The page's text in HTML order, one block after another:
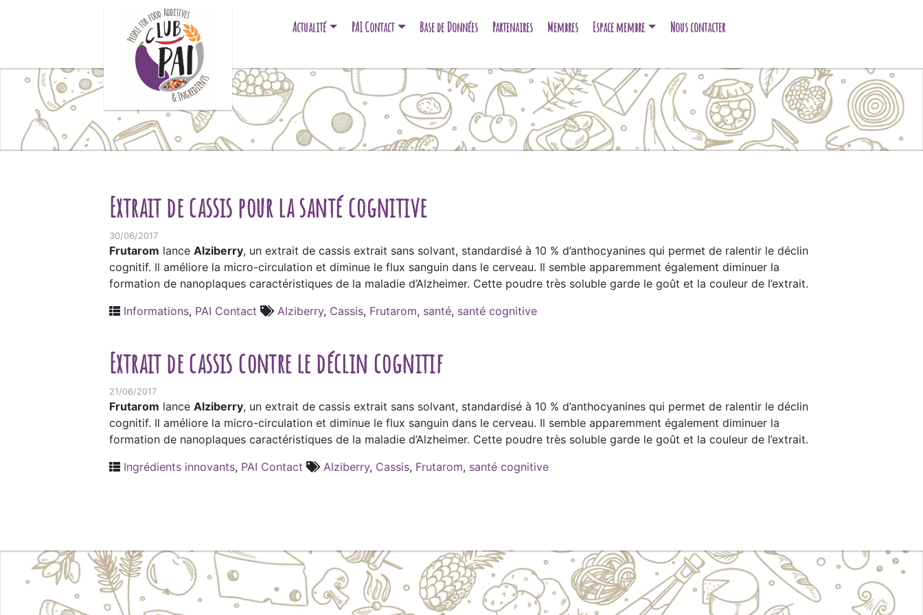
Actualité PAI Contact Base de Données Partenaires Membres Espace membre Nous contacter
Extrait de cassis pour la santé cognitive
30/06/2017
Frutarom lance Alziberry, un extrait de cassis extrait sans solvant, standardisé à 10 % d’anthocyanines qui permet de ralentir le déclin
cognitif. Il améliore la micro-circulation et diminue le flux sanguin dans le cerveau. Il semble apparemment également diminuer la
formation de nanoplaques caractéristiques de la maladie d’Alzheimer. Cette poudre très soluble garde le goût et la couleur de l’extrait.
Informations, PAI Contact Alziberry, Cassis, Frutarom, santé, santé cognitive
Extrait de cassis contre le déclin cognitif
21/06/2017
Frutarom lance Alziberry, un extrait de cassis extrait sans solvant, standardisé à 10 % d’anthocyanines qui permet de ralentir le déclin
cognitif. Il améliore la micro-circulation et diminue le flux sanguin dans le cerveau. Il semble apparemment également diminuer la
formation de nanoplaques caractéristiques de la maladie d’Alzheimer. Cette poudre très soluble garde le goût et la couleur de l’extrait.
Ingrédients innovants, PAI Contact Alziberry, Cassis, Frutarom, santé cognitive